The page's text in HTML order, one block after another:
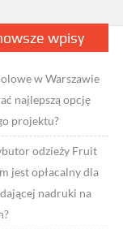
wpisy
w Warszawie
najlepszą opcję
projektu?
odzieży Fruit
jest opłacalny dla
nadruki na